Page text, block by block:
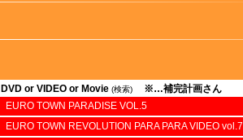
DVD or VIDEO or Movie (検索)
※…補完計画さん
EURO TOWN PARADISE VOL.5
EURO TOWN REVOLUTION PARA PARA VIDEO vol.7